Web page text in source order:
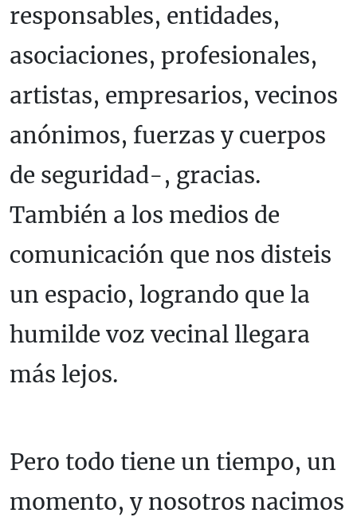
responsables, entidades,
asociaciones, profesionales,
artistas, empresarios, vecinos
anónimos, fuerzas y cuerpos
de seguridad-, gracias.
También a los medios de
comunicación que nos disteis
un espacio, logrando que la
humilde voz vecinal llegara
más lejos.
Pero todo tiene un tiempo, un
momento, y nosotros nacimos